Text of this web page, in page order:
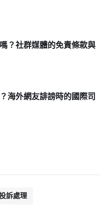
？社群媒體的免責條款與
海外網友誹謗時的國際司
訴處理